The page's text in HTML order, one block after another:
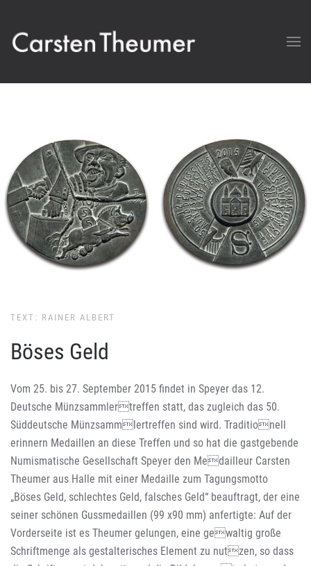
TEXT: RAINER ALBERT
Böses Geld
Vom 25. bis 27. September 2015 findet in Speyer das 12.
Deutsche Münzsammlertreffen statt, das zugleich das 50.
Süddeutsche Münzsammlertreffen sind wird. Traditionell
erinnern Medaillen an diese Treffen und so hat die gastgebende
Numismatische Gesellschaft Speyer den Medailleur Carsten
Theumer aus Halle mit einer Medaille zum Tagungsmotto
„Böses Geld, schlechtes Geld, falsches Geld“ beauftragt, der eine
seiner schönen Gussmedaillen (99 x90 mm) anfertigte: Auf der
Vorderseite ist es Theumer gelungen, eine gewaltig große
Schriftmenge als gestalterisches Element zu nutzen, so dass